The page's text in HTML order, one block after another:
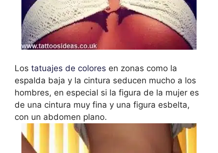
Los tatuajes de colores en zonas como la
espalda baja y la cintura seducen mucho a los
hombres, en especial si la figura de la mujer es
de una cintura muy fina y una figura esbelta,
con un abdomen plano.